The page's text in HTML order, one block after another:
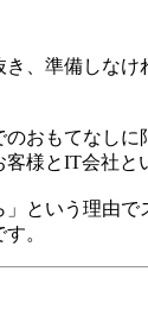
、準備しな
おもてなし
様とIT会社
という理由
。